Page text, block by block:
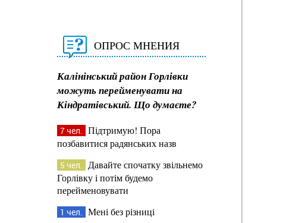
ОПРОС МНЕНИЯ
Калінінський район Горлівки
можуть перейменувати на
Кіндратівський. Що думаєте?
7 чел. Підтримую! Пора
позбавитися радянських назв
5 чел. Давайте спочатку звільнемо
Горлівку і потім будемо
перейменовувати
1 чел. Мені без різниці